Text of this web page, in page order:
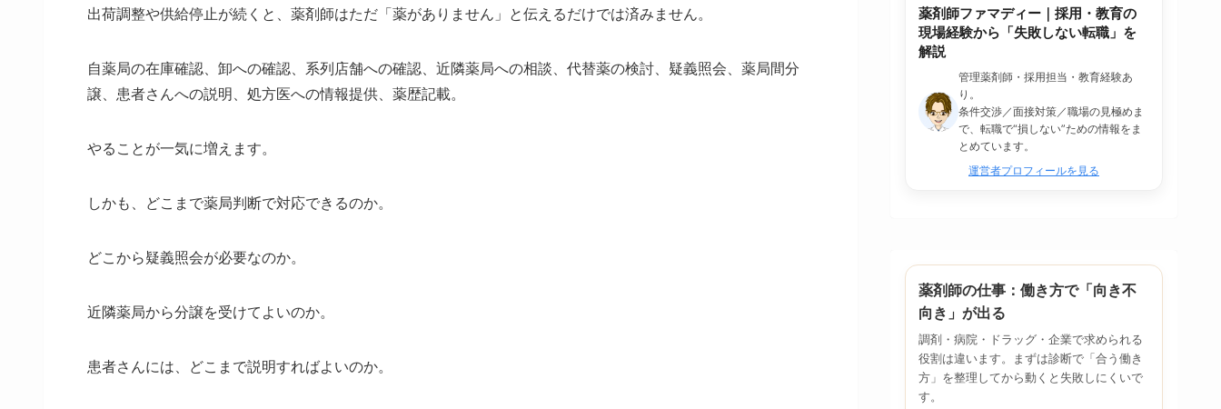
出荷調整や供給停止が続くと、薬剤師はただ「薬がありません」と伝えるだけでは済みません。
自薬局の在庫確認、卸への確認、系列店舗への確認、近隣薬局への相談、代替薬の検討、疑義照会、薬局間分
譲、患者さんへの説明、処方医への情報提供、薬歴記載。
やることが一気に増えます。
しかも、どこまで薬局判断で対応できるのか。
どこから疑義照会が必要なのか。
近隣薬局から分譲を受けてよいのか。
患者さんには、どこまで説明すればよいのか。
薬剤師ファマディー｜採用・教育の
現場経験から「失敗しない転職」を
解説
管理薬剤師・採用担当・教育経験あ
り。
条件交渉／面接対策／職場の見極めま
で、転職で“損しない”ための情報をま
とめています。
運営者プロフィールを見る
薬剤師の仕事：働き方で「向き不
向き」が出る
調剤・病院・ドラッグ・企業で求められる
役割は違います。まずは診断で「合う働き
方」を整理してから動くと失敗しにくいで
す。